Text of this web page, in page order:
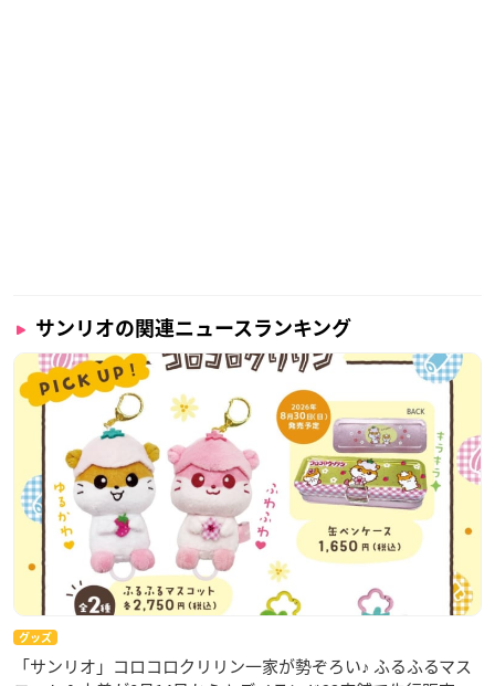
サンリオの関連ニュースランキング
グッズ
「サンリオ」コロコロクリリン一家が勢ぞろい♪ ふるふるマス